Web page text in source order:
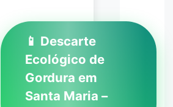
📱 Descarte
Ecológico de
Gordura em
Santa Maria –